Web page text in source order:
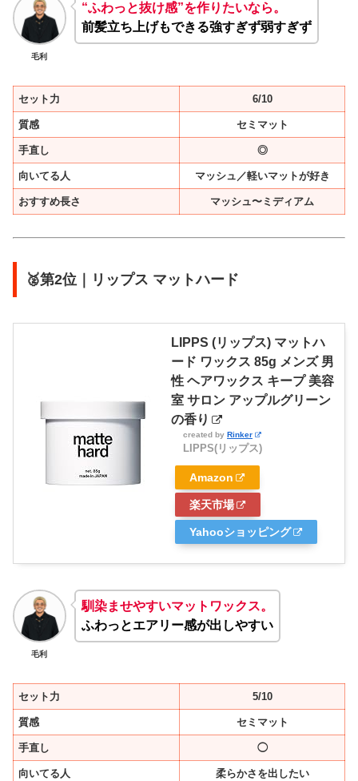
毛利
“ふわっと抜け感”を作りたいなら。
前髪立ち上げもできる強すぎず弱すぎず
セット力 6/10
質感 セミマット
手直し ◎
向いてる人 マッシュ／軽いマットが好き
おすすめ長さ マッシュ〜ミディアム
🥈第2位｜リップス マットハード
LIPPS (リップス) マットハ
ード ワックス 85g メンズ 男
性 ヘアワックス キープ 美容
室 サロン アップルグリーン
の香り
created by Rinker
LIPPS(リップス)
Amazon
楽天市場
Yahooショッピング
毛利
馴染ませやすいマットワックス。
ふわっとエアリー感が出しやすい
セット力 5/10
質感 セミマット
手直し ◯
向いてる人 柔らかさを出したい